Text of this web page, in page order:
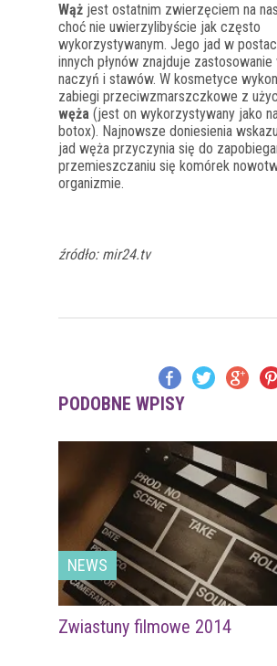
Wąż jest ostatnim zwierzęciem na
choć nie uwierzylibyście jak często
wykorzystywanym. Jego jad w
innych płynów znajduje
naczyń i stawów. W kosmetyce
zabiegi przeciwzmarszczkowe z
węża (jest on wykorzystywany jako
botox). Najnowsze doniesienia
jad węża przyczynia się do
przemieszczaniu się komórek
organizmie.
źródło: mir24.tv
PODOBNE WPISY
NEWS
Zwiastuny filmowe 2014